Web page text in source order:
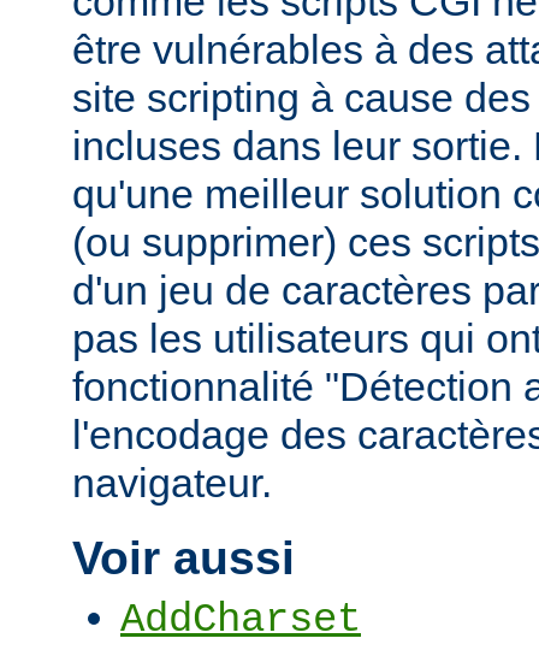
être vulnérables à des
site scripting à cause
incluses dans leur sortie.
qu'une meilleur solution
(ou supprimer) ces
d'un jeu de caractères
pas les utilisateurs qui
fonctionnalité "Détection
l'encodage des
navigateur.
Voir aussi
AddCharset